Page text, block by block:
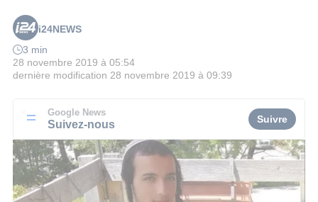
i24NEWS
3 min
28 novembre 2019 à 05:54
dernière modification 28 novembre 2019 à 09:39
Google News
Suivez-nous Suivre